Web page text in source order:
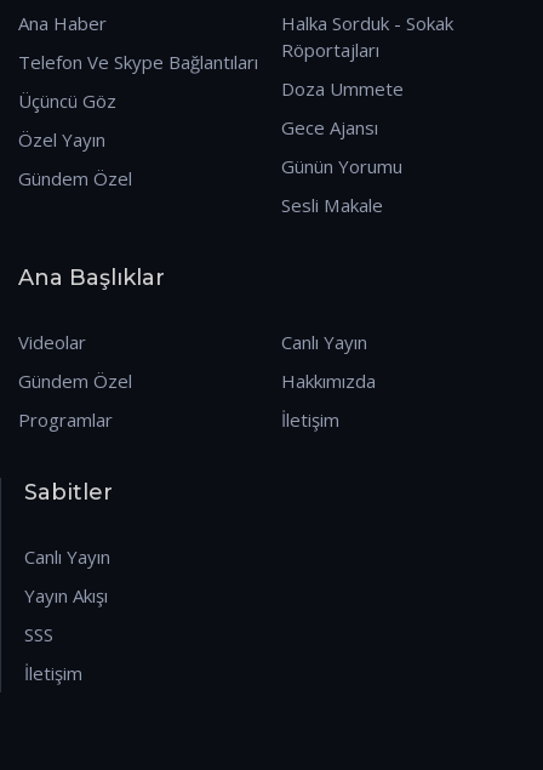
Ana Haber
Telefon Ve Skype Bağlantıları
Üçüncü Göz
Özel Yayın
Gündem Özel
Halka Sorduk - Sokak
Röportajları
Doza Ummete
Gece Ajansı
Günün Yorumu
Sesli Makale
Ana Başlıklar
Videolar
Gündem Özel
Programlar
Canlı Yayın
Hakkımızda
İletişim
Sabitler
Canlı Yayın
Yayın Akışı
SSS
İletişim